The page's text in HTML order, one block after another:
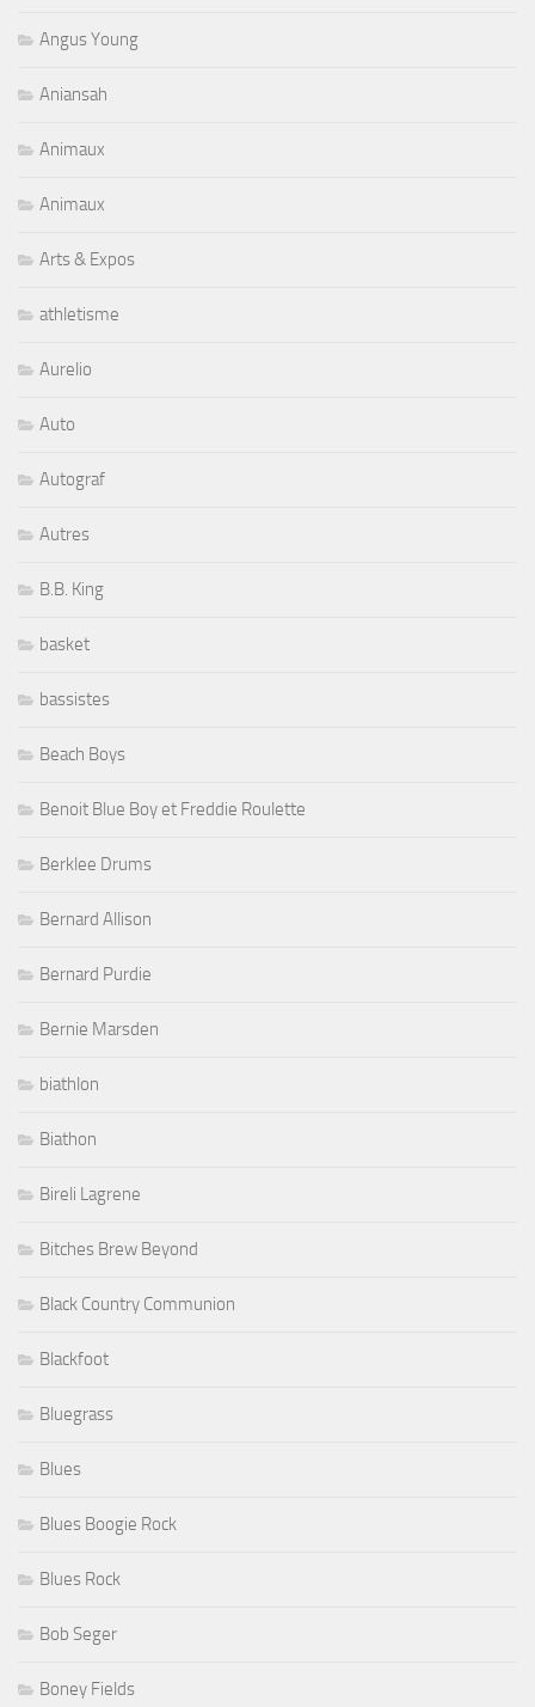
Angus Young
Aniansah
Animaux
Animaux
Arts & Expos
athletisme
Aurelio
Auto
Autograf
Autres
B.B. King
basket
bassistes
Beach Boys
Benoit Blue Boy et Freddie Roulette
Berklee Drums
Bernard Allison
Bernard Purdie
Bernie Marsden
biathlon
Biathon
Bireli Lagrene
Bitches Brew Beyond
Black Country Communion
Blackfoot
Bluegrass
Blues
Blues Boogie Rock
Blues Rock
Bob Seger
Boney Fields